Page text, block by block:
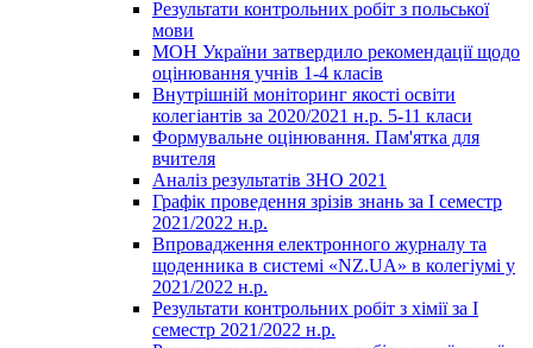
Результати контрольних робіт з польської
мови
МОН України затвердило рекомендації щодо
оцінювання учнів 1-4 класів
Внутрішній моніторинг якості освіти
колегіантів за 2020/2021 н.р. 5-11 класи
Формувальне оцінювання. Пам'ятка для
вчителя
Аналіз результатів ЗНО 2021
Графік проведення зрізів знань за І семестр
2021/2022 н.р.
Впровадження електронного журналу та
щоденника в системі «NZ.UA» в колегіумі у
2021/2022 н.р.
Результати контрольних робіт з хімії за І
семестр 2021/2022 н.р.